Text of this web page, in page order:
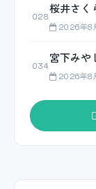
028
桜井さく
2026年8
034
宮下みや
2026年8